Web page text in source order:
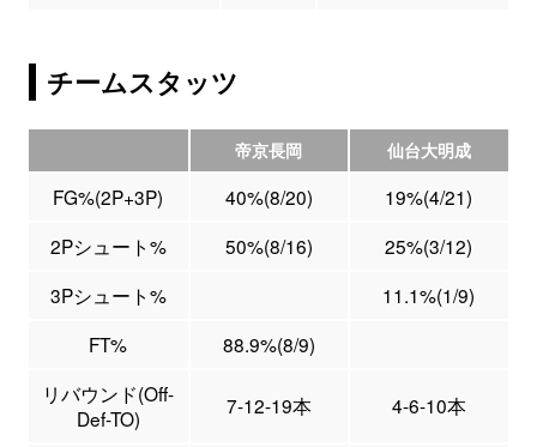
チームスタッツ
帝京長岡 仙台大明成
FG%(2P+3P) 40%(8/20)
19%(4/21)
2Pシュート%
50%(8/16)
25%(3/12)
3Pシュート%
11.1%(1/9)
FT%
88.9%(8/9)
リバウンド(Off-
Def-TO)
7-12-19本 4-6-10本